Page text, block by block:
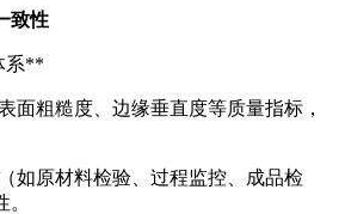
致性
系**
面粗糙度、边缘垂直度等质量指标，
如原材料检验、过程监控、成品检